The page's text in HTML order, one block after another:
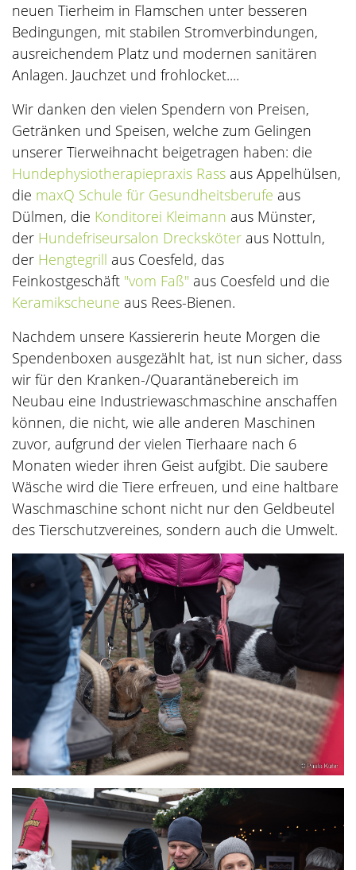
neuen Tierheim in Flamschen unter besseren
Bedingungen, mit stabilen Stromverbindungen,
ausreichendem Platz und modernen sanitären
Anlagen. Jauchzet und frohlocket....
Wir danken den vielen Spendern von Preisen,
Getränken und Speisen, welche zum Gelingen
unserer Tierweihnacht beigetragen haben: die
Hundephysiotherapiepraxis Rass aus Appelhülsen,
die maxQ Schule für Gesundheitsberufe aus
Dülmen, die Konditorei Kleimann aus Münster,
der Hundefriseursalon Drecksköter aus Nottuln,
der Hengtegrill aus Coesfeld, das
Feinkostgeschäft "vom Faß" aus Coesfeld und die
Keramikscheune aus Rees-Bienen.
Nachdem unsere Kassiererin heute Morgen die
Spendenboxen ausgezählt hat, ist nun sicher, dass
wir für den Kranken-/Quarantänebereich im
Neubau eine Industriewaschmaschine anschaffen
können, die nicht, wie alle anderen Maschinen
zuvor, aufgrund der vielen Tierhaare nach 6
Monaten wieder ihren Geist aufgibt. Die saubere
Wäsche wird die Tiere erfreuen, und eine haltbare
Waschmaschine schont nicht nur den Geldbeutel
des Tierschutzvereines, sondern auch die Umwelt.